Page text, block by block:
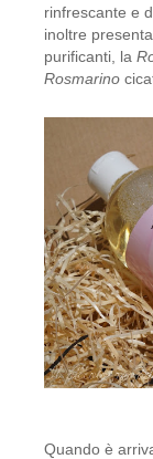
PHITOFILOS
PUROBIO
TANGLE TEEZER
TEK ITALY
VILLA LODOLA
rinfrescante e
inoltre
purificanti, la
Rosmarino
Quando è